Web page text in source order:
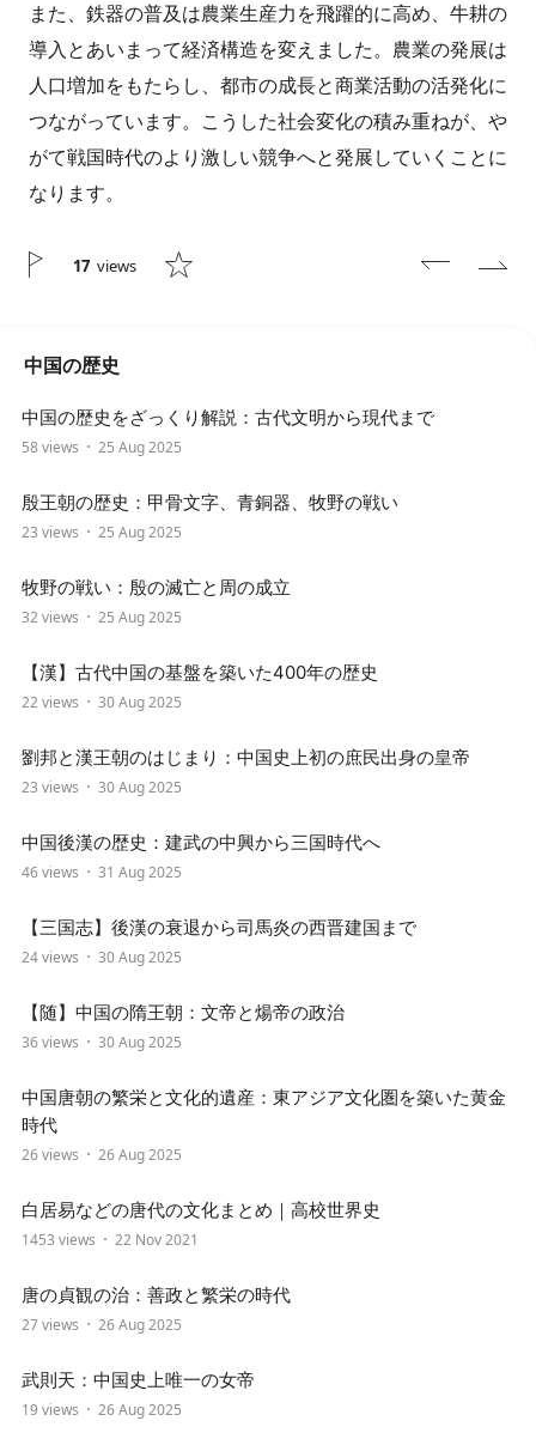
また、鉄器の普及は農業生産力を飛躍的に高め、牛耕の
導入とあいまって経済構造を変えました。農業の発展は
人口増加をもたらし、都市の成長と商業活動の活発化に
つながっています。こうした社会変化の積み重ねが、や
がて戦国時代のより激しい競争へと発展していくことに
なります。
17 views
中国の歴史
中国の歴史をざっくり解説：古代文明から現代まで
58 views 25 Aug 2025
殷王朝の歴史：甲骨文字、青銅器、牧野の戦い
23 views 25 Aug 2025
牧野の戦い：殷の滅亡と周の成立
32 views 25 Aug 2025
【漢】古代中国の基盤を築いた400年の歴史
22 views 30 Aug 2025
劉邦と漢王朝のはじまり：中国史上初の庶民出身の皇帝
23 views 30 Aug 2025
中国後漢の歴史：建武の中興から三国時代へ
46 views 31 Aug 2025
【三国志】後漢の衰退から司馬炎の西晋建国まで
24 views 30 Aug 2025
【随】中国の隋王朝：文帝と煬帝の政治
36 views 30 Aug 2025
中国唐朝の繁栄と文化的遺産：東アジア文化圏を築いた黄金
時代
26 views 26 Aug 2025
白居易などの唐代の文化まとめ｜高校世界史
1453 views 22 Nov 2021
唐の貞観の治：善政と繁栄の時代
27 views 26 Aug 2025
武則天：中国史上唯一の女帝
19 views 26 Aug 2025